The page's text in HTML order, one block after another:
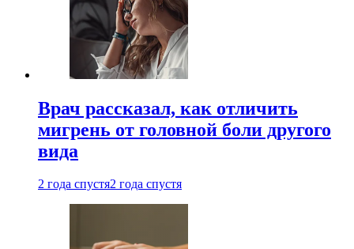
Врач рассказал, как отличить
мигрень от головной боли другого
вида
2 года спустя2 года спустя